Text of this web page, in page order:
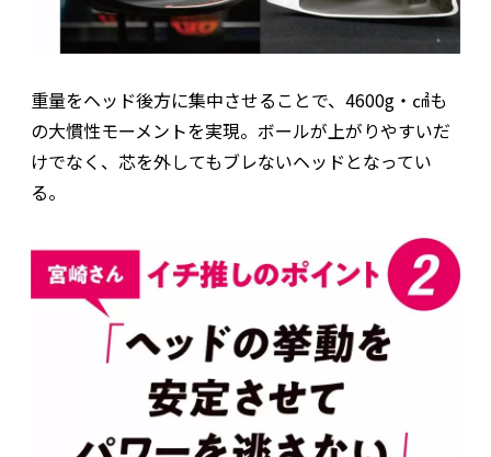
重量をヘッド後方に集中させることで、4600g・㎠も
の大慣性モーメントを実現。ボールが上がりやすいだ
けでなく、芯を外してもブレないヘッドとなってい
る。